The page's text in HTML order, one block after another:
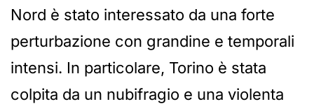
Nord è stato interessato da una forte
perturbazione con grandine e temporali
intensi. In particolare, Torino è stata
colpita da un nubifragio e una violenta